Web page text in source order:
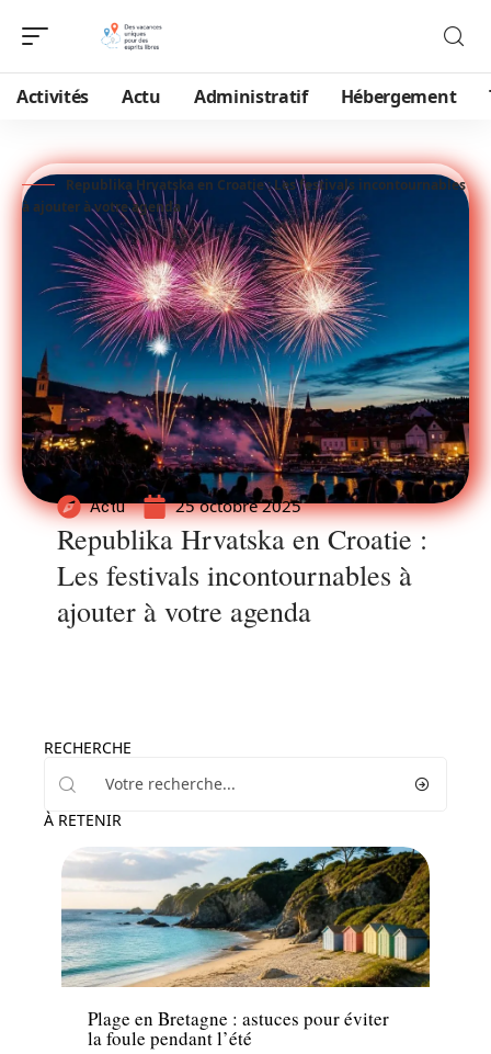
Activités Actu Administratif Hébergement
Republika Hrvatska en Croatie : Les festivals incontournables
à ajouter à votre agenda
Actu 25 octobre 2025
Republika Hrvatska en Croatie :
Les festivals incontournables à
ajouter à votre agenda
RECHERCHE
À RETENIR
Voyage
Plage en Bretagne : astuces pour éviter
la foule pendant l’été